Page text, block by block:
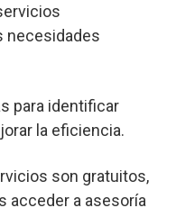
necesidades
para identificar
la eficiencia.
son gratuitos,
acceder a asesoría